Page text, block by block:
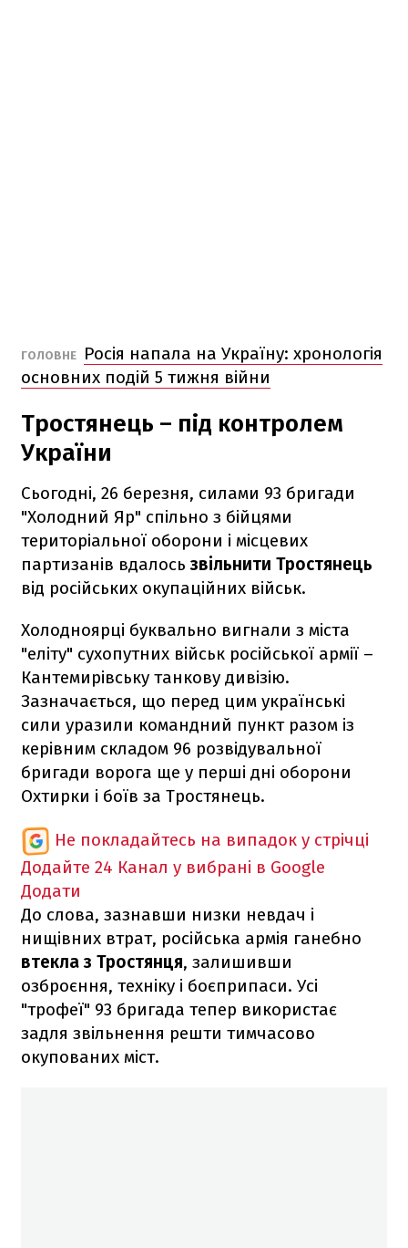
ГОЛОВНЕ
Росія напала на Україну: хронологія
основних подій 5 тижня війни
Тростянець – під контролем
України
Сьогодні, 26 березня, силами 93 бригади
"Холодний Яр" спільно з бійцями
територіальної оборони і місцевих
партизанів вдалосьзвільнити Тростянець
від російських окупаційних військ.
Холодноярці буквально вигнали з міста
"еліту" сухопутних військ російської армії –
Кантемирівську танкову дивізію.
Зазначається, що перед цим українські
сили уразили командний пункт разом із
керівним складом 96 розвідувальної
бригади ворога ще у перші дні оборони
Охтирки і боїв за Тростянець.
Не покладайтесь на випадок у стрічці
Додайте 24 Канал у вибрані в Google
Додати
До слова, зазнавши низки невдач і
нищівних втрат, російська армія ганебно
втекла з Тростянця, залишивши
озброєння, техніку і боєприпаси. Усі
"трофеї" 93 бригада тепер використає
задля звільнення решти тимчасово
окупованих міст.